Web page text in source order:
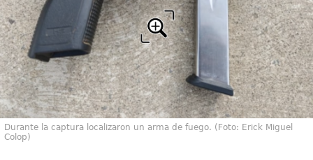
Durante la captura localizaron un arma de fuego. (Foto: Erick Miguel
Colop)